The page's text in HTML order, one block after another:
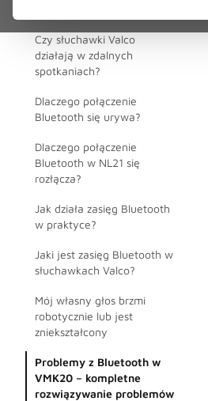
Czy słuchawki Valco
działają w zdalnych
spotkaniach?
Dlaczego połączenie
Bluetooth się urywa?
Dlaczego połączenie
Bluetooth w NL21 się
rozłącza?
Jak działa zasięg Bluetooth
w praktyce?
Jaki jest zasięg Bluetooth w
słuchawkach Valco?
Mój własny głos brzmi
robotycznie lub jest
zniekształcony
Problemy z Bluetooth w
VMK20 – kompletne
rozwiązywanie problemów